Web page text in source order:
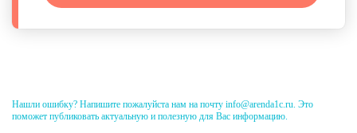
Нашли ошибку? Напишите пожалуйста нам на почту info@arenda1c.ru. Это
поможет публиковать актуальную и полезную для Вас информацию.